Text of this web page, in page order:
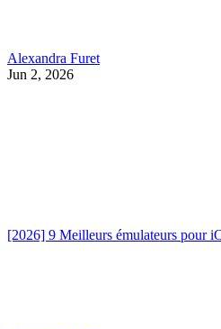
Alexandra Furet
Jun 2, 2026
[2026] 9 Meilleurs émulateurs pour